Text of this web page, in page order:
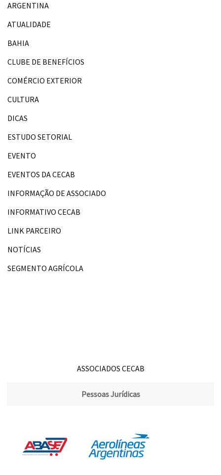
ARGENTINA
ATUALIDADE
BAHIA
CLUBE DE BENEFÍCIOS
COMÉRCIO EXTERIOR
CULTURA
DICAS
ESTUDO SETORIAL
EVENTO
EVENTOS DA CECAB
INFORMAÇÃO DE ASSOCIADO
INFORMATIVO CECAB
LINK PARCEIRO
NOTÍCIAS
SEGMENTO AGRÍCOLA
ASSOCIADOS CECAB
Pessoas Jurídicas